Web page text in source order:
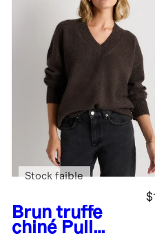
Brun truffe
chiné Pull
Stock faible